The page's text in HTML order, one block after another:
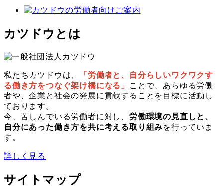
カツドウとは
私たちカツドウは、
「労働者と、自分らしいワクワクす
る働き方をつなぐ架け橋になる」
ことで、あらゆる労働
者や、企業と社会の発展に貢献することを目標に活動し
ております。
今、苦しんでいる労働者に対し、 労働環境の見直しと、
自分にあった働き方を共に考える取り組みを行っていま
す。
詳しく見る
サイトマップ